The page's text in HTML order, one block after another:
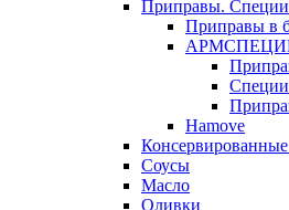
Приправы. Специи
Приправы в
Специи
Hamove
Соусы
Масло
Оливки